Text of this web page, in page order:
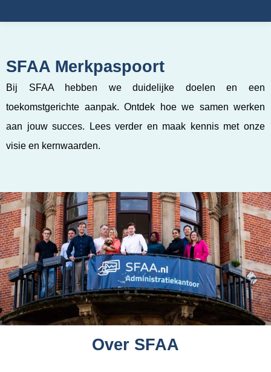
SFAA Merkpaspoort
Bij SFAA hebben we duidelijke doelen en een
toekomstgerichte aanpak. Ontdek hoe we samen werken
aan jouw succes. Lees verder en maak kennis met onze
visie en kernwaarden.
Over SFAA